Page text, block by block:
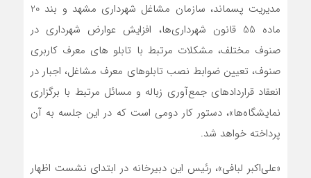
مدیریت پسماند، سازمان مشاغل شهرداری مشهد و بند 20
ماده 55 قانون شهرداری‌ها، افزایش عوارض شهرداری در
صنوف مختلف، مشکلات مرتبط با تابلو های معرف کاربری
صنوف، تعیین ضوابط نصب تابلوهای معرف مشاغل، اجبار در
انعقاد قراردادهای جمع‌آوری زباله و مسائل مرتبط با برگزاری
نمایشگاه‌ها»، دستور کار دومی است که در این جلسه به آن
پرداخته خواهد شد.
«علی‌اکبر لبافی»، رئیس این دبیرخانه در ابتدای نشست اظهار